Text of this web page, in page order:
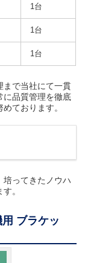
1台
1台
1台
まで当社にて一貫
に品質管理を徹底
ております。
培ってきたノウハ
。
ブラケッ